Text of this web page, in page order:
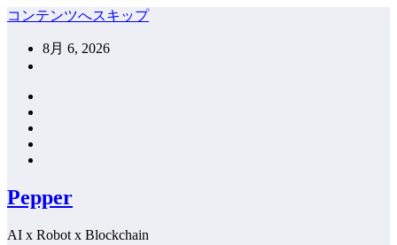
コンテンツへスキップ
8月 6, 2026
Pepper
AI x Robot x Blockchain